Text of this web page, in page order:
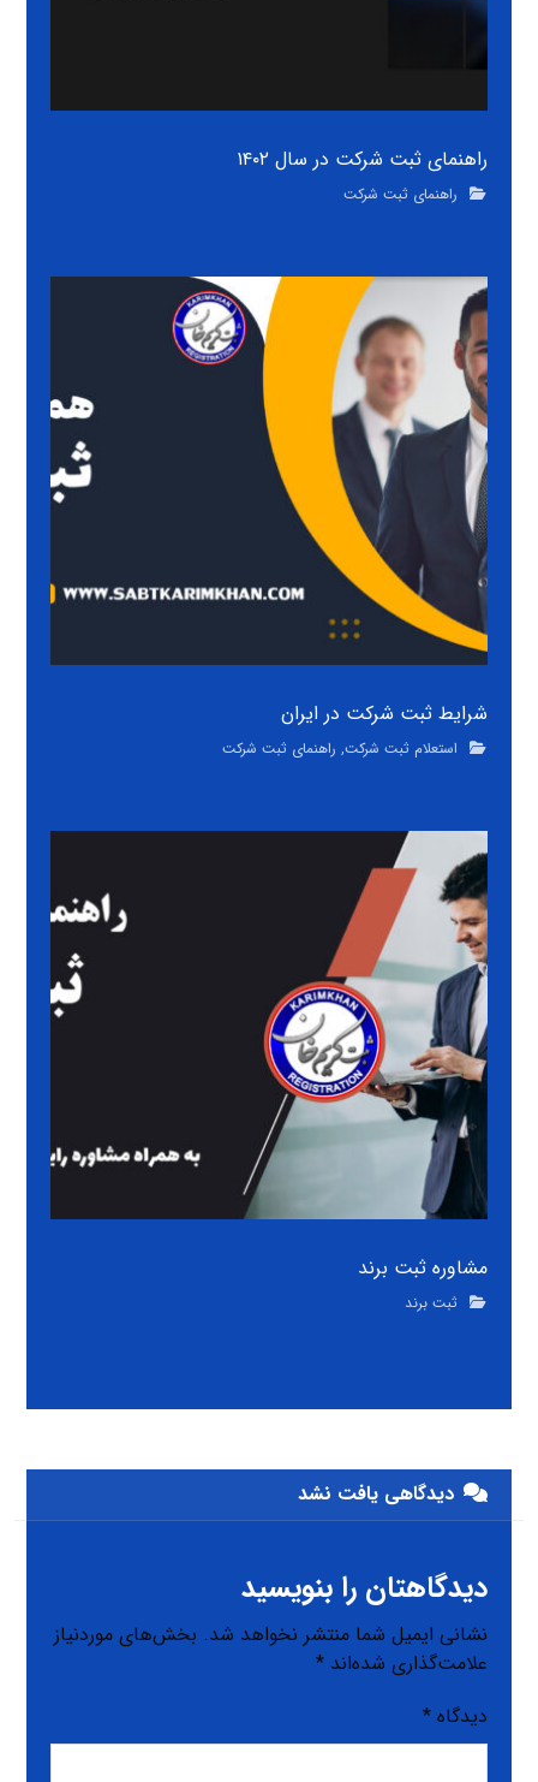
راهنمای ثبت شرکت در سال ۱۴۰۲
راهنمای ثبت شرکت
شرایط ثبت شرکت در ایران
استعلام ثبت شرکت, راهنمای ثبت شرکت
مشاوره ثبت برند
ثبت برند
دیدگاهی یافت نشد
دیدگاهتان را بنویسید
نشانی ایمیل شما منتشر نخواهد شد. بخش‌های موردنیاز
علامت‌گذاری شده‌اند*
دیدگاه*